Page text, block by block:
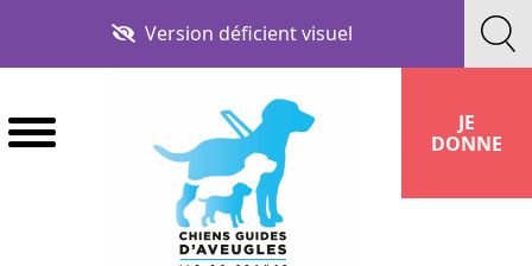
la
contenu
Version déficient visuel
JE
DONNE